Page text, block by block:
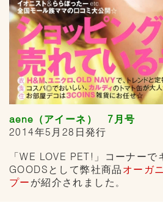
aene（アイーネ） 7月号
2014年5月28日発行
「WE LOVE PET!」コーナーで
GOODSとして弊社商品 オーガ
プー が紹介されました 。